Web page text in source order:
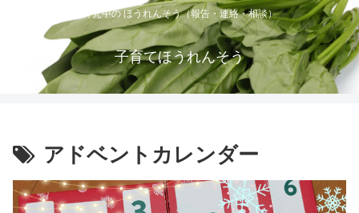
育児中の ほうれんそう（報告・連絡・相談）
子育てほうれんそう
アドベントカレンダー